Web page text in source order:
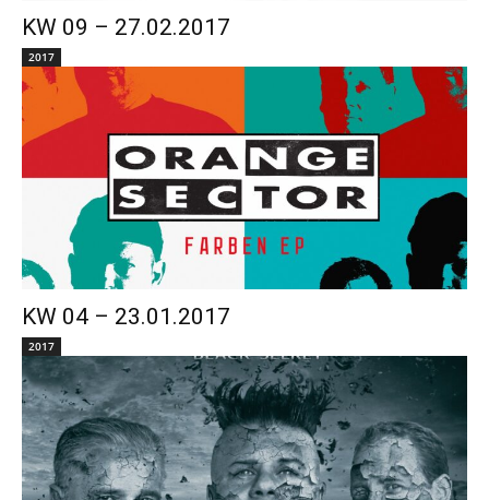
KW 09 – 27.02.2017
2017
KW 04 – 23.01.2017
2017